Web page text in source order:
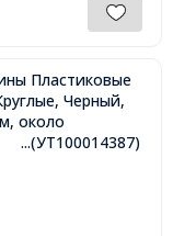
Черный,
около
...(УТ100014387)